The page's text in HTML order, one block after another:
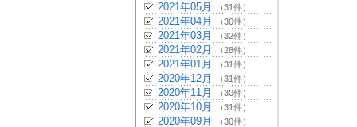
2021年05月 （31件）
2021年04月 （30件）
2021年03月 （32件）
2021年02月 （28件）
2021年01月 （31件）
2020年12月 （31件）
2020年11月 （30件）
2020年10月 （31件）
2020年09月 （30件）